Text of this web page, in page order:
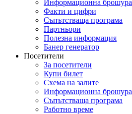
Информационна брошура
Факти и цифри
Съпътстваща програма
Партньори
Полезна информация
Банер генератор
Посетители
За посетители
Купи билет
Схема на залите
Информационна брошура
Съпътстваща програма
Работно време